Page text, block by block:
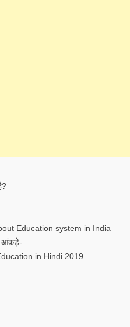
Education system in India
आंकड़े-
in Hindi 2019